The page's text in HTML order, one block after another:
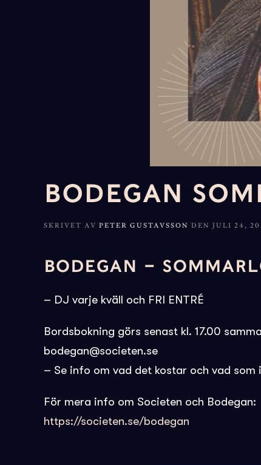
BODEGAN
SKRIVET AV PETER GUSTAVSSON DEN JULI 24,
BODEGAN –
– DJ varje kväll och FRI ENTRÉ
Bordsbokning görs senast kl. 17.00
bodegan@societen.se
– Se info om vad det kostar och vad som
För mera info om Societen och Bodegan:
https://societen.se/bodegan